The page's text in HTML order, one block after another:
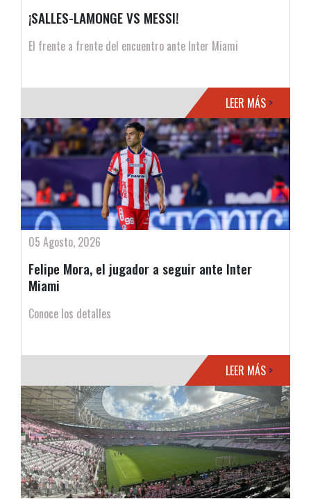
¡SALLES-LAMONGE VS MESSI!
El frente a frente del encuentro ante Inter Miami
LEER MÁS >
05 Agosto, 2026
Felipe Mora, el jugador a seguir ante Inter
Miami
Conoce los detalles
LEER MÁS >